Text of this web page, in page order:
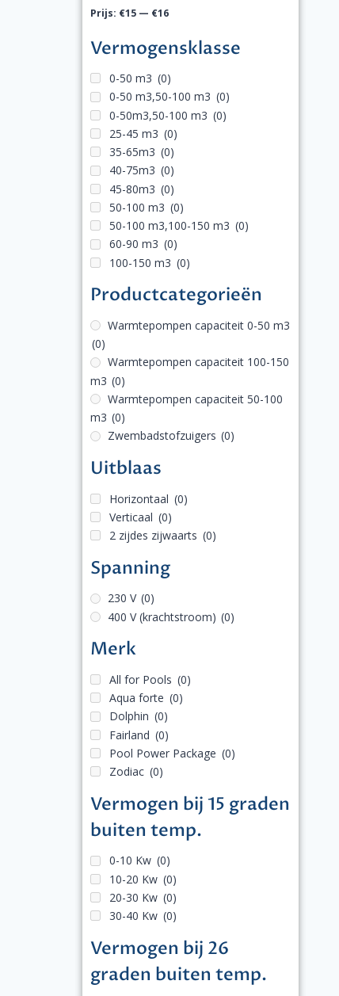
Prijs: €15— €16
Vermogensklasse
0-50 m3 (0)
0-50 m3,50-100 m3 (0)
0-50m3,50-100 m3 (0)
25-45 m3 (0)
35-65m3 (0)
40-75m3 (0)
45-80m3 (0)
50-100 m3 (0)
50-100 m3,100-150 m3 (0)
60-90 m3 (0)
100-150 m3 (0)
Productcategorieën
Warmtepompen capaciteit 0-50 m3
(0)
Warmtepompen capaciteit 100-150
m3 (0)
Warmtepompen capaciteit 50-100
m3 (0)
Zwembadstofzuigers (0)
Uitblaas
Horizontaal (0)
Verticaal (0)
2 zijdes zijwaarts (0)
Spanning
230 V (0)
400 V (krachtstroom) (0)
Merk
All for Pools (0)
Aqua forte (0)
Dolphin (0)
Fairland (0)
Pool Power Package (0)
Zodiac (0)
Vermogen bij 15 graden
buiten temp.
0-10 Kw (0)
10-20 Kw (0)
20-30 Kw (0)
30-40 Kw (0)
Vermogen bij 26
graden buiten temp.